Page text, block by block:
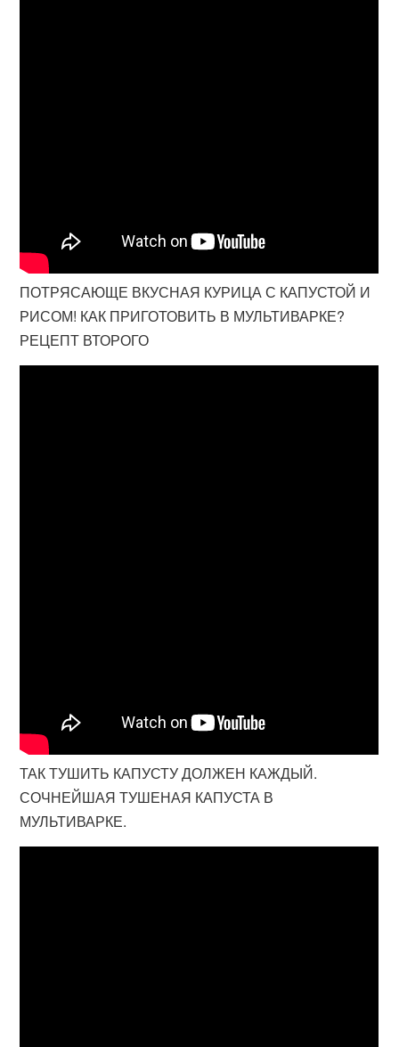
ПОТРЯСАЮЩЕ ВКУСНАЯ КУРИЦА С КАПУСТОЙ И
РИСОМ! КАК ПРИГОТОВИТЬ В МУЛЬТИВАРКЕ?
РЕЦЕПТ ВТОРОГО
ТАК ТУШИТЬ КАПУСТУ ДОЛЖЕН КАЖДЫЙ.
СОЧНЕЙШАЯ ТУШЕНАЯ КАПУСТА В
МУЛЬТИВАРКЕ.